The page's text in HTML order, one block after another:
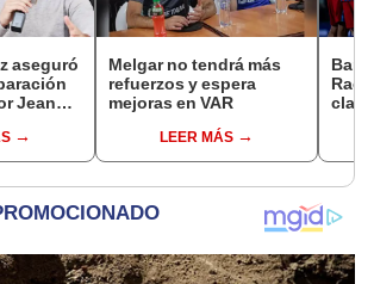
aseguró
Jean
"Dentro
Melgar no tendrá más
refuerzos y espera
mejoras en VAR
LEER MÁS